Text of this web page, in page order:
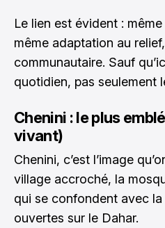
Le lien est évident :
même adaptation au
communautaire. Sauf
quotidien, pas seulement
Chenini : le plus
vivant)
Chenini, c’est l’image
village accroché, la
qui se confondent avec
ouvertes sur le Dahar.